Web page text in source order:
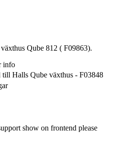
Qube 812 ( F09863).
info
till Halls Qube växthus - F03848
show on frontend please